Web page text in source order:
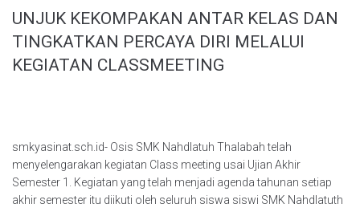
UNJUK KEKOMPAKAN ANTAR KELAS DAN
TINGKATKAN PERCAYA DIRI MELALUI
KEGIATAN CLASSMEETING
smkyasinat.sch.id- Osis SMK Nahdlatuh Thalabah telah
menyelengarakan kegiatan Class meeting usai Ujian Akhir
Semester 1. Kegiatan yang telah menjadi agenda tahunan setiap
akhir semester itu diikuti oleh seluruh siswa siswi SMK Nahdlatuth